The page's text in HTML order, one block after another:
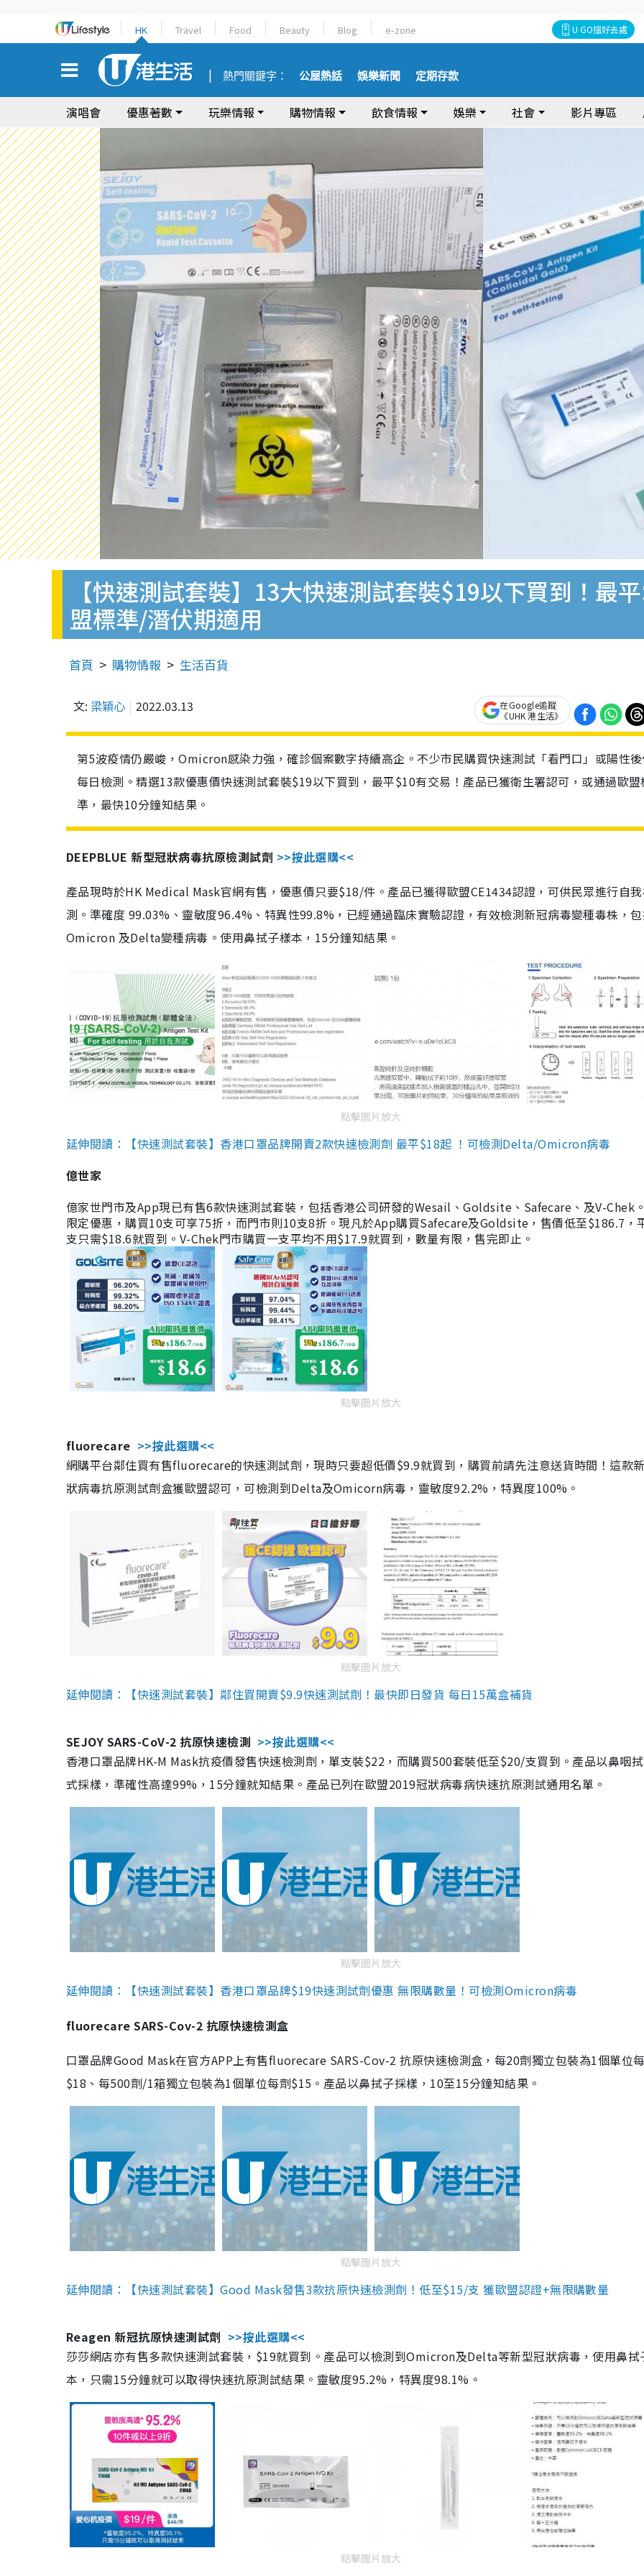
HK Travel Food Beauty Blog e-zone U GO搵好去處
熱門關鍵字： 公屋熱話 娛樂新聞 定期存款
演唱會 優惠著數 玩樂情報 購物情報 飲食情報 娛樂 社會 影片專區
【快速測試套裝】13大快速測試套裝$19以下買到！最
盟標準/潛伏期適用
首頁 購物情報 生活百貨
文: 梁穎心 2022.03.13
在Google追蹤
《UHK 港生活》
第5波疫情仍嚴峻，Omicron感染力強，確診個案數字持續高企。不少市民購買快速測試「看門口」或陽性
每日檢測。精選13款優惠價快速測試套裝$19以下買到，最平$10有交易！產品已獲衛生署認可，或通過歐盟
準，最快10分鐘知結果。
DEEPBLUE 新型冠狀病毒抗原檢測試劑 >>按此選購<<
產品現時於HK Medical Mask官網有售，優惠價只要$18/件。產品已獲得歐盟CE1434認證，可供民眾進行自
測。準確度 99.03%、靈敏度96.4%、特異性99.8%，已經通過臨床實驗認證，有效檢測新冠病毒變種毒株，
Omicron 及Delta變種病毒。使用鼻拭子樣本，15分鐘知結果。
點擊圖片放大
延伸閱讀：【快速測試套裝】香港口罩品牌開賣2款快速檢測劑 最平$18起 ！可檢測Delta/Omicron病毒
億世家
億家世門市及App現已有售6款快速測試套裝，包括香港公司研發的Wesail、Goldsite、Safecare、及V-Chek
限定優惠，購買10支可享75折，而門市則10支8折。現凡於App購買Safecare及Goldsite，售價低至$186.7，
支只需$18.6就買到。V-Chek門市購買一支平均不用$17.9就買到，數量有限，售完即止。
點擊圖片放大
fluorecare >>按此選購<<
網購平台鄰住買有售fluorecare的快速測試劑，現時只要超低價$9.9就買到，購買前請先注意送貨時間！這款
狀病毒抗原測試劑盒獲歐盟認可，可檢測到Delta及Omicorn病毒，靈敏度92.2%，特異度100%。
點擊圖片放大
延伸閱讀：【快速測試套裝】鄰住買開賣$9.9快速測試劑！最快即日發貨 每日15萬盒補貨
SEJOY SARS-CoV-2 抗原快速檢測 >>按此選購<<
香港口罩品牌HK-M Mask抗疫價發售快速檢測劑，單支裝$22，而購買500套裝低至$20/支買到。產品以鼻咽
式採樣，準確性高達99%，15分鐘就知結果。產品已列在歐盟2019冠狀病毒病快速抗原測試通用名單。
點擊圖片放大
延伸閱讀：【快速測試套裝】香港口罩品牌$19快速測試劑優惠 無限購數量！可檢測Omicron病毒
fluorecare SARS-Cov-2 抗原快速檢測盒
口罩品牌Good Mask在官方APP上有售fluorecare SARS-Cov-2 抗原快速檢測盒，每20劑獨立包裝為1個單位
$18、每500劑/1箱獨立包裝為1個單位每劑$15。產品以鼻拭子採樣，10至15分鐘知結果。
點擊圖片放大
延伸閱讀：【快速測試套裝】Good Mask發售3款抗原快速檢測劑！低至$15/支 獲歐盟認證+無限購數量
Reagen 新冠抗原快速測試劑 >>按此選購<<
莎莎網店亦有售多款快速測試套裝，$19就買到。產品可以檢測到Omicron及Delta等新型冠狀病毒，使用鼻拭
本，只需15分鐘就可以取得快速抗原測試結果。靈敏度95.2%，特異度98.1%。
點擊圖片放大